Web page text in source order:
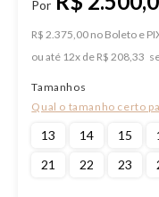
R$ 2.375,00 no Boleto e
ou
12x de R$ 208,33
Tamanhos
13 14 15
21
22 23